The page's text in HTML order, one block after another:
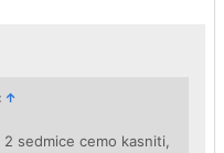
↑
sedmice cemo kasniti,